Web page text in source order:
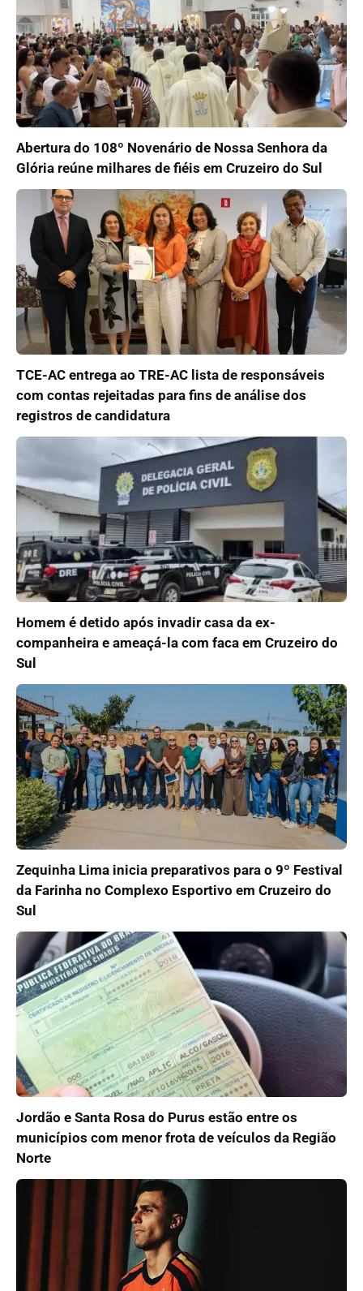
Abertura do 108º Novenário de Nossa Senhora da
Glória reúne milhares de fiéis em Cruzeiro do Sul
TCE-AC entrega ao TRE-AC lista de responsáveis
com contas rejeitadas para fins de análise dos
registros de candidatura
Homem é detido após invadir casa da ex-
companheira e ameaçá-la com faca em Cruzeiro do
Sul
Zequinha Lima inicia preparativos para o 9º Festival
da Farinha no Complexo Esportivo em Cruzeiro do
Sul
Jordão e Santa Rosa do Purus estão entre os
municípios com menor frota de veículos da Região
Norte